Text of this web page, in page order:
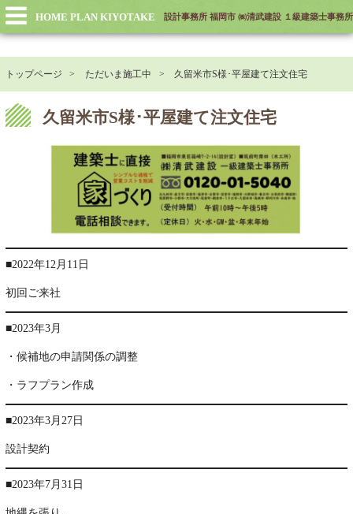
HOME PLAN KIYOTAKE 設計事務所 福岡市 ㈱清武建設 １級建築士事務所
トップページ ただいま施工中 久留米市S様･平屋建て注文住宅
久留米市S様･平屋建て注文住宅
■2022年12月11日
初回ご来社
■2023年3月
・候補地の申請関係の調整
・ラフプラン作成
■2023年3月27日
設計契約
■2023年7月31日